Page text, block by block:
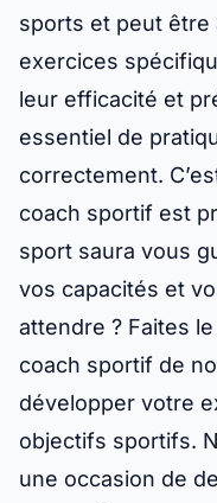
sports et peut être
exercices
leur efficacité et
essentiel de
correctement.
coach sportif est
sport saura vous
vos capacités et
attendre ? Faites
coach sportif de
développer votre
objectifs sportifs.
une occasion de